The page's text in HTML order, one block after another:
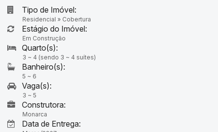
Tipo de Imóvel:
Residencial » Cobertura
Estágio do Imóvel:
Em Construção
3 ~ 4 (sendo 3 ~ 4 suítes)
5 ~ 6
3 ~ 5
Construtora:
Monarca
Data de Entrega: